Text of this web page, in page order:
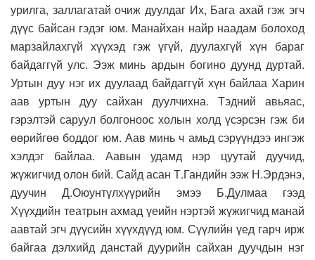
урилга, заллагатай очиж дуулдаг Их, Бага ахай гэж эгч
дүүс байсан гэдэг юм. Манайхан найр наадам болоход
марзайлахгүй хүүхэд гэж үгүй, дуулахгүй хүн бараг
байдаггүй улс. Ээж минь ардын богино дуунд дуртай.
Уртын дуу нэг их дуулаад байдаггүй хүн байлаа Харин
аав уртын дуу сайхан дуулчихна. Тэдний авьяас,
гэрэлтэй саруул болгоноос холын холд үсэрсэн гэж би
өөрийгөө боддог юм. Аав минь ч амьд сэрүүндээ ингэж
хэлдэг байлаа. Аавын удамд нэр цуутай дуучид,
жүжигчид олон бий. Сайд асан Т.Гандийн ээж Н.Эрдэнэ,
дуучин Д.Оюунтүлхүүрийн эмээ Б.Дулмаа гээд
Хүүхдийн театрын ахмад үеийн нэртэй жүжигчид манай
аавтай эгч дүүсийн хүүхдүүд юм. Сүүлийн үед гарч ирж
байгаа дэлхийд данстай дуурийн сайхан дуучдын нэг